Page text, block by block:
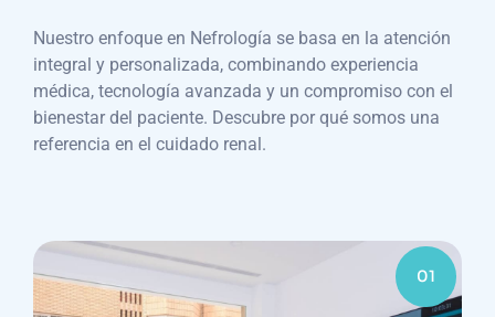
Nuestro enfoque en Nefrología se basa en la atención
integral y personalizada, combinando experiencia
médica, tecnología avanzada y un compromiso con el
bienestar del paciente. Descubre por qué somos una
referencia en el cuidado renal.
01